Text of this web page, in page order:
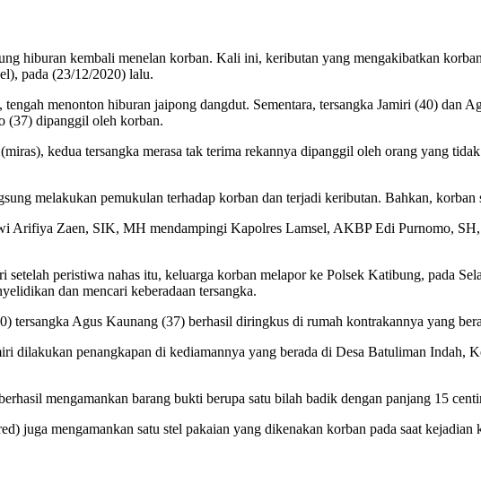
hiburan kembali menelan korban. Kali ini, keributan yang mengakibatkan
pada (23/12/2020) lalu.
menonton hiburan jaipong dangdut. Sementara, tersangka Jamiri (40) dan
(37) dipanggil oleh korban.
kedua tersangka merasa tak terima rekannya dipanggil oleh orang yang
melakukan pemukulan terhadap korban dan terjadi keributan. Bahkan,
Arifiya Zaen, SIK, MH mendampingi Kapolres Lamsel, AKBP Edi Purnomo,
setelah peristiwa nahas itu, keluarga korban melapor ke Polsek Katibung, pada
dan mencari keberadaan tersangka.
tersangka Agus Kaunang (37) berhasil diringkus di rumah kontrakannya yang
dilakukan penangkapan di kediamannya yang berada di Desa Batuliman Indah,
mengamankan barang bukti berupa satu bilah badik dengan panjang 15
juga mengamankan satu stel pakaian yang dikenakan korban pada saat